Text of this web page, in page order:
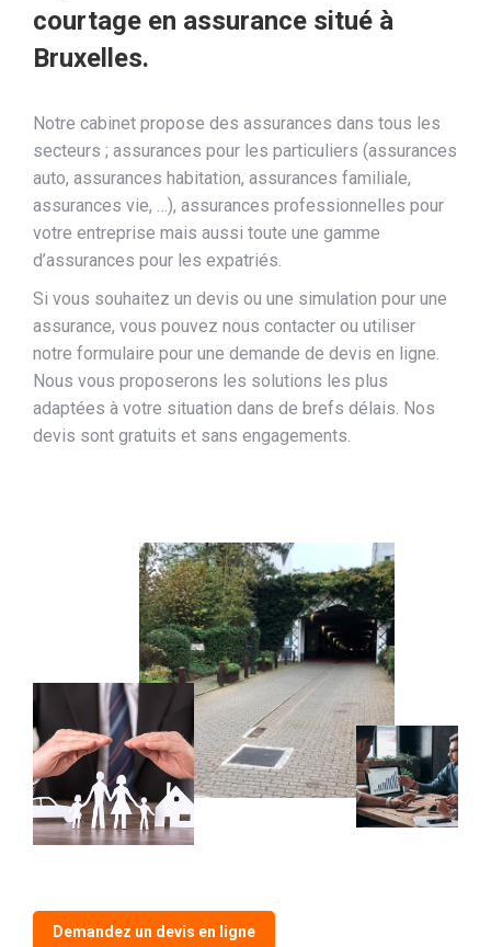
courtage en assurance situé à
Bruxelles.
Notre cabinet propose des assurances dans tous les
secteurs ; assurances pour les particuliers (assurances
auto, assurances habitation, assurances familiale,
assurances vie, …), assurances professionnelles pour
votre entreprise mais aussi toute une gamme
d’assurances pour les expatriés.
Si vous souhaitez un devis ou une simulation pour une
assurance, vous pouvez nous contacter ou utiliser
notre formulaire pour une demande de devis en ligne.
Nous vous proposerons les solutions les plus
adaptées à votre situation dans de brefs délais. Nos
devis sont gratuits et sans engagements.
Demandez un devis en ligne